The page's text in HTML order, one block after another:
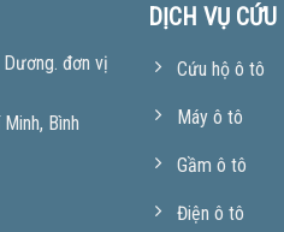
đơn vị
Bình
DỊCH VỤ
Cứu hộ ô tô
Máy ô tô
Gầm ô tô
Điện ô tô